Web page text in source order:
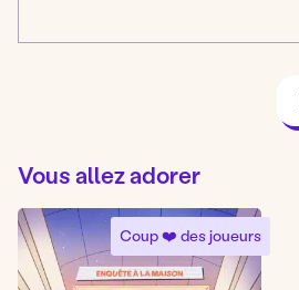
Vous allez adorer
Coup ❤️ des joueurs